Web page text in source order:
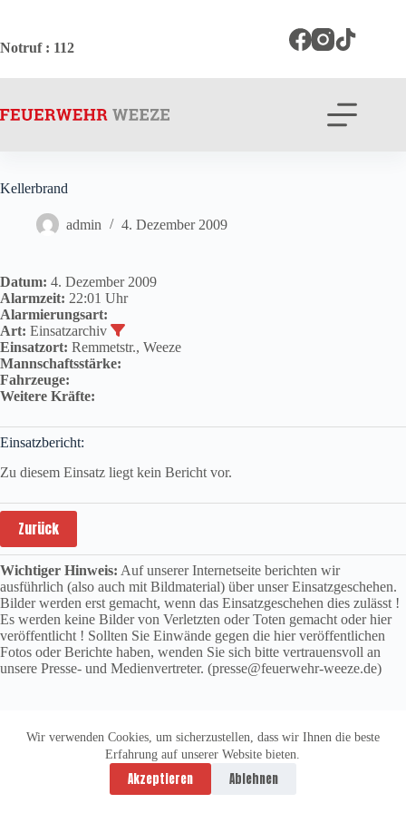
springen
Wir verwenden Cookies, um sicherzustellen, dass wir Ihnen die beste
Erfahrung auf unserer Website bieten.
Akzeptieren Ablehnen
Notruf: 112
Kellerbrand
admin 4. Dezember 2009
Datum: 4. Dezember 2009
Alarmzeit: 22:01 Uhr
Alarmierungsart:
Art: Einsatzarchiv
Einsatzort: Remmetstr., Weeze
Mannschaftsstärke:
Fahrzeuge:
Weitere Kräfte:
Einsatzbericht:
Zu diesem Einsatz liegt kein Bericht vor.
Zurück
Wichtiger Hinweis: Auf unserer Internetseite berichten wir
ausführlich (also auch mit Bildmaterial) über unser Einsatzgeschehen.
Bilder werden erst gemacht, wenn das Einsatzgeschehen dies zulässt !
Es werden keine Bilder von Verletzten oder Toten gemacht oder hier
veröffentlicht ! Sollten Sie Einwände gegen die hier veröffentlichen
Fotos oder Berichte haben, wenden Sie sich bitte vertrauensvoll an
unsere Presse- und Medienvertreter. (presse@feuerwehr-weeze.de)
Datenschutzerklärung
Impressum
Copyright © 2026 -
vitolution